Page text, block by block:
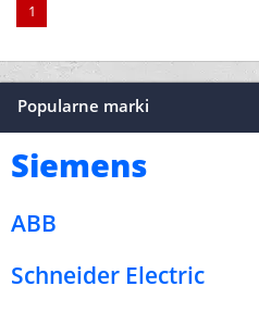
1
Popularne marki
Siemens
ABB
Schneider Electric